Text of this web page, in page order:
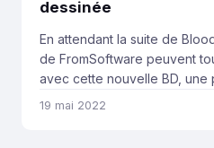
dessinée
En attendant la suite de
de FromSoftware peuvent
avec cette nouvelle BD,
réviser le lore. Attendue
19 mai 2022